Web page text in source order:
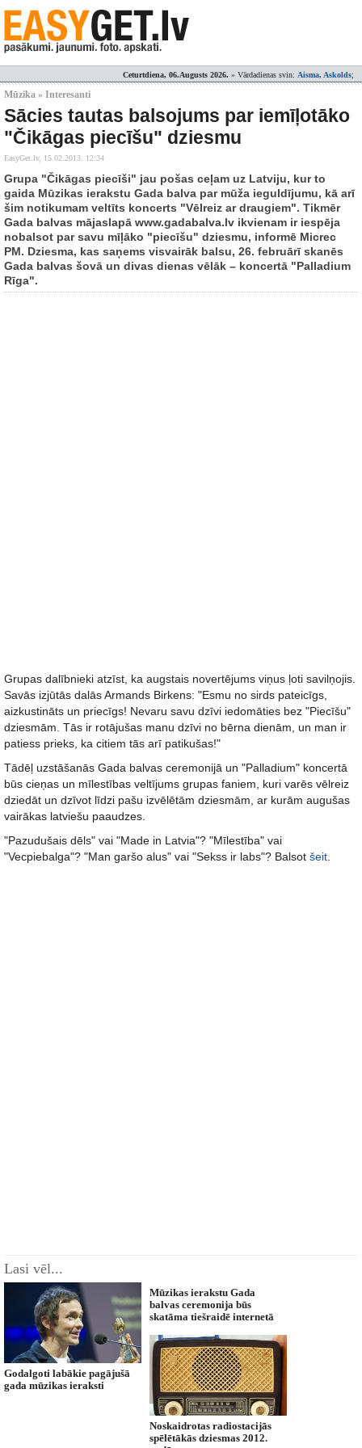
Ceturtdiena, 06.Augusts 2026. » Vārdadienas svin: Aisma, Askolds;
Mūzika » Interesanti
Sācies tautas balsojums par iemīļotāko
"Čikāgas piecīšu" dziesmu
EasyGet.lv, 15.02.2013. 12:34
Grupa "Čikāgas piecīši" jau pošas ceļam uz Latviju, kur to
gaida Mūzikas ierakstu Gada balva par mūža ieguldījumu, kā arī
šim notikumam veltīts koncerts "Vēlreiz ar draugiem". Tikmēr
Gada balvas mājaslapā www.gadabalva.lv ikvienam ir iespēja
nobalsot par savu mīļāko "piecīšu" dziesmu, informē Micrec
PM. Dziesma, kas saņems visvairāk balsu, 26. februārī skanēs
Gada balvas šovā un divas dienas vēlāk – koncertā "Palladium
Rīga".
Grupas dalībnieki atzīst, ka augstais novertējums viņus ļoti savilņojis.
Savās izjūtās dalās Armands Birkens: "Esmu no sirds pateicīgs,
aizkustināts un priecīgs! Nevaru savu dzīvi iedomāties bez "Piecīšu"
dziesmām. Tās ir rotājušas manu dzīvi no bērna dienām, un man ir
patiess prieks, ka citiem tās arī patikušas!"
Tādēļ uzstāšanās Gada balvas ceremonijā un "Palladium" koncertā
būs cieņas un mīlestības veltījums grupas faniem, kuri varēs vēlreiz
dziedāt un dzīvot līdzi pašu izvēlētām dziesmām, ar kurām augušas
vairākas latviešu paaudzes.
"Pazudušais dēls" vai "Made in Latvia"? "Mīlestība" vai
"Vecpiebalga"? "Man garšo alus" vai "Sekss ir labs"? Balsot šeit
Lasi vēl...
Godalgoti labākie pagājušā
gada mūzikas ieraksti
Mūzikas ierakstu Gada
balvas ceremonija būs
skatāma tiešraidē internetā
Noskaidrotas radiostacijās
spēlētākās dziesmas 2012.